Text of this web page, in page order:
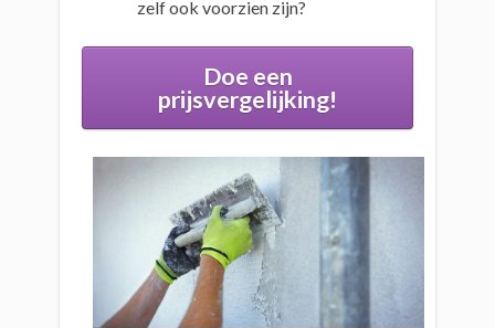
zelf ook voorzien zijn?
Doe een
prijsvergelijking!